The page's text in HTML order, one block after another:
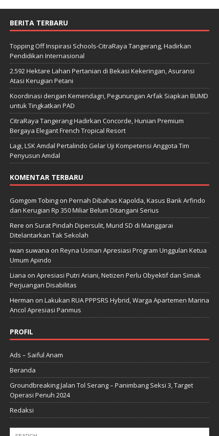
BERITA TERBARU
Topping Off Inspirasi Schools-CitraRaya Tangerang, Hadirkan
Pendidikan Internasional
2.592 Hektare Lahan Pertanian di Bekasi Kekeringan, Asuransi
Atasi Kerugian Petani
Koordinasi dengan Kemendagri, Pegunungan Arfak Siapkan BUMD
untuk Tingkatkan PAD
CitraRaya Tangerang Hadirkan Concorde, Hunian Premium
Bergaya Elegant French Tropical Resort
Lagi, LSK Amdal Pertalindo Gelar Uji Kompetensi Anggota Tim
Penyusun Amdal
KOMENTAR TERBARU
Gomgom Tobing on Pernah Dibahas Kapolda, Kasus Bank Arfindo
dan Kerugian Rp 350 Miliar Belum Ditangani Serius
Rere on Surat Pindah Dipersulit, Murid SD di Manggarai
Ditelantarkan Tak Sekolah
iwan suwana on Reyna Usman Apresiasi Program Unggulan Ketua
Umum Apindo
Liana on Apresiasi Putri Ariani, Netizen Perlu Obyektif dan Simak
Perjuangan Disabilitas
Herman on Lakukan RUA PPPSRS Hybrid, Warga Apartemen Marina
Ancol Apresiasi Panmus
PROFIL
Ads – Saiful Anam
Beranda
Groundbreaking Jalan Tol Serang – Panimbang Seksi 3, Target
Operasi Penuh 2024
Redaksi